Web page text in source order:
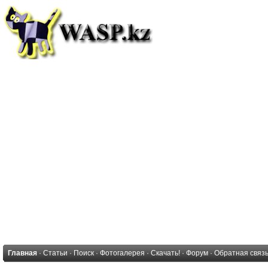
Главная · Статьи · Поиск · Фотогалерея · Скачать! · Форум · Обратная связь